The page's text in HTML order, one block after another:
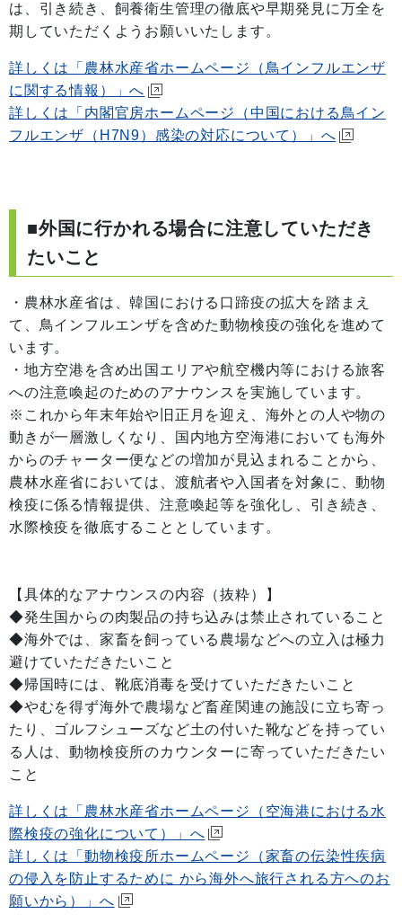
は、引き続き、飼養衛生管理の徹底や早期発見に万全を
期していただくようお願いいたします。
詳しくは「農林水産省ホームページ（鳥インフルエンザ
に関する情報）」へ
詳しくは「内閣官房ホームページ（中国における鳥イン
フルエンザ（H7N9）感染の対応について）」へ
■外国に行かれる場合に注意していただき
たいこと
・農林水産省は、韓国における口蹄疫の拡大を踏まえ
て、鳥インフルエンザを含めた動物検疫の強化を進めて
います。
・地方空港を含め出国エリアや航空機内等における旅客
への注意喚起のためのアナウンスを実施しています。
※これから年末年始や旧正月を迎え、海外との人や物の
動きが一層激しくなり、国内地方空海港においても海外
からのチャーター便などの増加が見込まれることから、
農林水産省においては、渡航者や入国者を対象に、動物
検疫に係る情報提供、注意喚起等を強化し、引き続き、
水際検疫を徹底することとしています。
【具体的なアナウンスの内容（抜粋）】
◆発生国からの肉製品の持ち込みは禁止されていること
◆海外では、家畜を飼っている農場などへの立入は極力
避けていただきたいこと
◆帰国時には、靴底消毒を受けていただきたいこと
◆やむを得ず海外で農場など畜産関連の施設に立ち寄っ
たり、ゴルフシューズなど土の付いた靴などを持ってい
る人は、動物検疫所のカウンターに寄っていただきたい
こと
詳しくは「農林水産省ホームページ（空海港における水
際検疫の強化について）」へ
詳しくは「動物検疫所ホームページ（家畜の伝染性疾病
の侵入を防止するために から海外へ旅行される方へのお
願いから）」へ